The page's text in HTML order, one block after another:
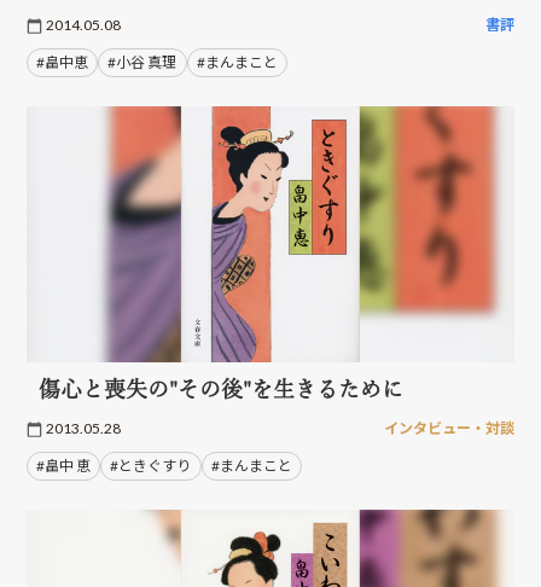
2014.05.08 書評
#畠中恵 #小谷 真理 #まんまこと
傷心と喪失の"その後"を生きるために
2013.05.28 インタビュー・対談
#畠中 恵 #ときぐすり #まんまこと